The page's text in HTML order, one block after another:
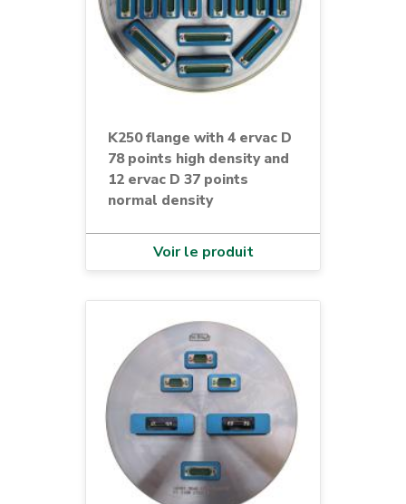
K250 flange with 4 ervac D
78 points high density and
12 ervac D 37 points
normal density
Voir le produit